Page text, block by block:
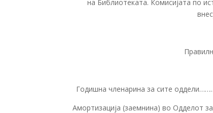
на Библиотеката. Комисијата по
Годишна членарина за сите
Амортизација (заемнина) во